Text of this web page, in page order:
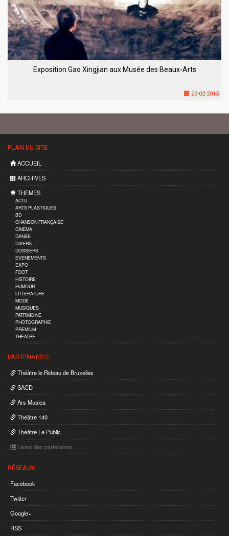
Exposition Gao Xingjian aux Musée des Beaux-Arts
23-02-2015
PLAN DU SITE
ACCUEIL
ARCHIVES
THEMES
ACTU
ARTS PLASTIQUES
BD
CHANSON FRANÇAISE
CINEMA
DANSE
DIVERS
DOSSIERS
EVENEMENTS
EXPO
FOOT
HISTOIRE
HUMOUR
LITTERATURE
MODE
MUSIQUES
PATRIMOINE
PHOTOGRAPHIE
PREMIUM
THEATRE
PARTENAIRES
Théâtre le Rideau de Bruxelles
SACD
Ars Musica
Théâtre 140
Théâtre Le Public
Listes des partenaires
RÉSEAUX
Facebook
Twitter
Google+
RSS